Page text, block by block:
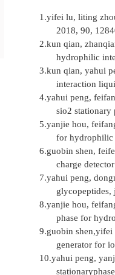
1.yifei lu, liting
2018, 90,
2.kun qian,
hydrophilic
3.kun qian, yahui
interaction
4.yahui peng,
sio2 stationary
5.yanjie hou,
for hydrophilic
6.guobin shen,
charge
7.yahui peng,
glycopeptides,
8.yanjie hou,
phase for
9.guobin
generator for
10.yahui peng,
stationary